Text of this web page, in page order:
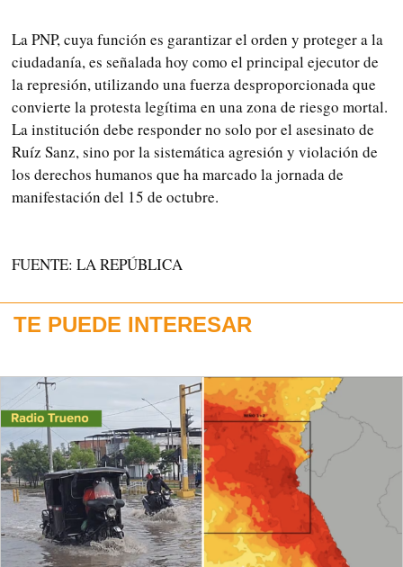
La PNP, cuya función es garantizar el orden y proteger a la
ciudadanía, es señalada hoy como el principal ejecutor de
la represión, utilizando una fuerza desproporcionada que
convierte la protesta legítima en una zona de riesgo mortal.
La institución debe responder no solo por el asesinato de
Ruíz Sanz, sino por la sistemática agresión y violación de
los derechos humanos que ha marcado la jornada de
manifestación del 15 de octubre.
FUENTE: LA REPÚBLICA
TE PUEDE INTERESAR